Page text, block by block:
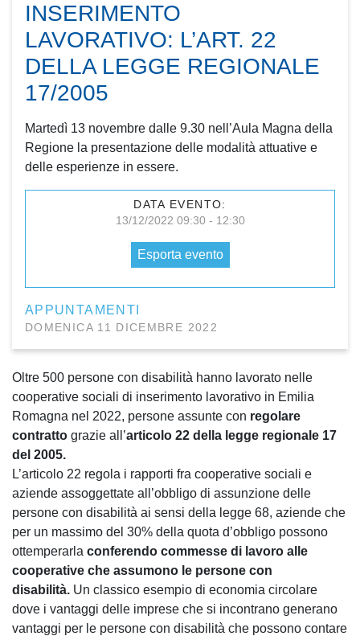
INSERIMENTO
LAVORATIVO: L’ART. 22
DELLA LEGGE REGIONALE
17/2005
Martedì 13 novembre dalle 9.30 nell’Aula Magna della
Regione la presentazione delle modalità attuative e
delle esperienze in essere.
DATA EVENTO:
13/12/2022 09:30 - 12:30
Esporta evento
APPUNTAMENTI
DOMENICA 11 DICEMBRE 2022
Oltre 500 persone con disabilità hanno lavorato nelle
cooperative sociali di inserimento lavorativo in Emilia
Romagna nel 2022, persone assunte con regolare
contratto grazie all’articolo 22 della legge regionale 17
del 2005.
L’articolo 22 regola i rapporti fra cooperative sociali e
aziende assoggettate all’obbligo di assunzione delle
persone con disabilità ai sensi della legge 68, aziende che
per un massimo del 30% della quota d’obbligo possono
ottemperarla conferendo commesse di lavoro alle
cooperative che assumono le persone con
disabilità. Un classico esempio di economia circolare
dove i vantaggi delle imprese che si incontrano generano
vantaggi per le persone con disabilità che possono contare